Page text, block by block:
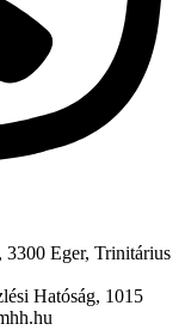
Eger, Trinitárius
Hatóság, 1015